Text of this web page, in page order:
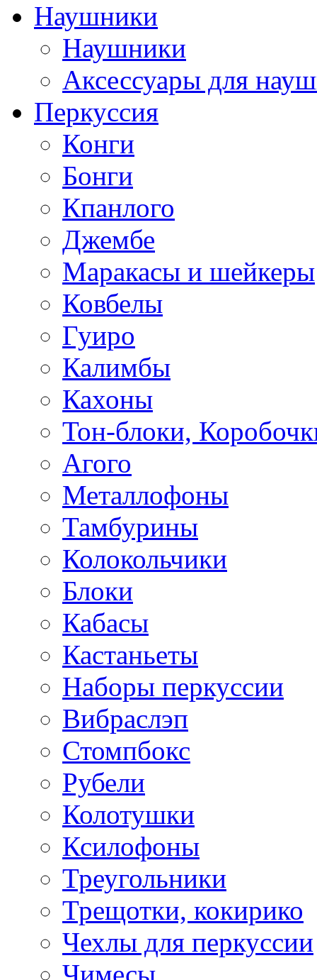
Наушники
Наушники
Аксессуары для
Перкуссия
Конги
Бонги
Кпанлого
Джембе
Маракасы и шейкеры
Ковбелы
Гуиро
Калимбы
Кахоны
Тон-блоки,
Агого
Металлофоны
Тамбурины
Колокольчики
Блоки
Кабасы
Кастаньеты
Наборы перкуссии
Вибраслэп
Стомпбокс
Рубели
Колотушки
Ксилофоны
Треугольники
Трещотки, кокирико
Чехлы для перкуссии